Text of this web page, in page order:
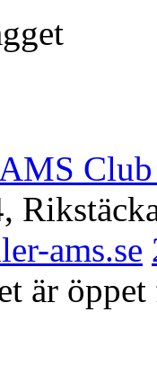
Club
ams.se
är